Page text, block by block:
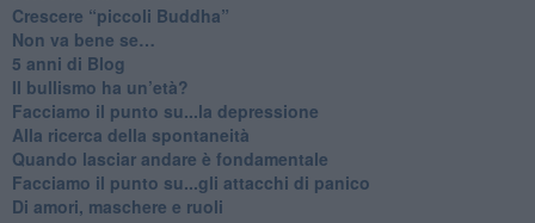
​Crescere “piccoli Buddha”
Non va bene se…
​5 anni di Blog
​Il bullismo ha un’età?
Facciamo il punto su...la depressione
​Alla ricerca della spontaneità
​Quando lasciar andare è fondamentale
Facciamo il punto su...gli attacchi di panico
Di amori, maschere e ruoli